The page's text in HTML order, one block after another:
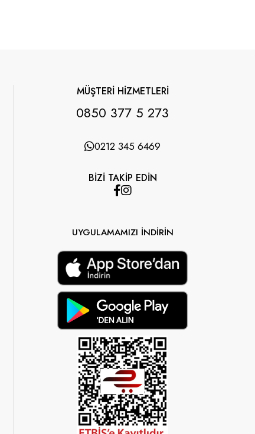
MÜŞTERİ HİZMETLERİ
0850 377 5 273
0212 345 6469
BİZİ TAKİP EDİN
UYGULAMAMIZI İNDİRİN